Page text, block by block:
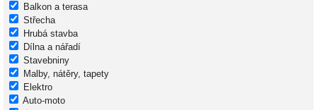
Balkon a terasa
Střecha
Hrubá stavba
Dílna a nářadí
Stavebniny
Malby, nátěry, tapety
Elektro
Auto-moto